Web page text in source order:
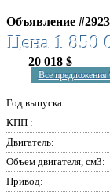
Объявление
Цена 1 850
20 018 $
Все предложения
Год выпуска:
КПП :
Двигатель:
Объем двигателя, см3:
Привод: